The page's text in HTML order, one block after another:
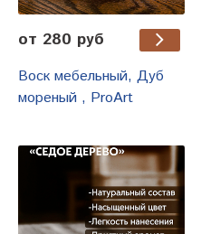
от 280 руб
Воск мебельный, Дуб
мореный , ProArt